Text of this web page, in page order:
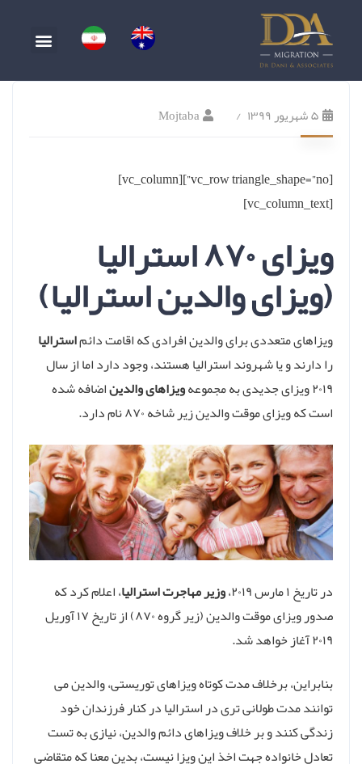
۵ شهریور ۱۳۹۹ Mojtaba
[vc_row triangle_shape=”no”][vc_column]
[vc_column_text]
ویزای ۸۷۰ استرالیا
(ویزای والدین استرالیا)
ویزاهای متعددی برای والدین افرادی که اقامت دائماسترالیا
را دارند و یا شهروند استرالیا هستند، وجود دارد اما از سال
۲۰۱۹ ویزای جدیدی به مجموعه
ویزاهای والدیناضافه شده
است که ویزای موقت والدین زیر شاخه ۸۷۰ نام دارد.
در تاریخ ۱ مارس ۲۰۱۹، وزیر مهاجرت استرالیا، اعلام کرد که
صدور ویزای موقت والدین (زیر گروه ۸۷۰) از تاریخ ۱۷ آوریل
۲۰۱۹ آغاز خواهد شد.
بنابراین، برخلاف مدت کوتاه ویزاهای توریستی، والدین می
توانند مدت طولانی تری در استرالیا در کنار فرزندان خود
زندگی کنند و بر خلاف ویزاهای دائم والدین، نیازی به تست
تعادل خانواده جهت اخذ این ویزا نیست، بدین معنا که متقاضی